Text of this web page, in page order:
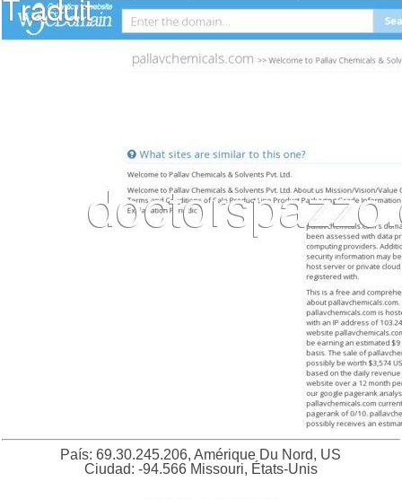
País: 69.30.245.206, Amérique Du Nord, US
Ciudad: -94.566 Missouri, États-Unis